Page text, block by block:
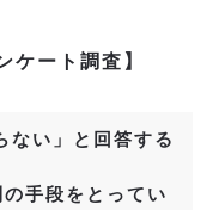
ケート調査】
ない」と回答する
手段をとってい